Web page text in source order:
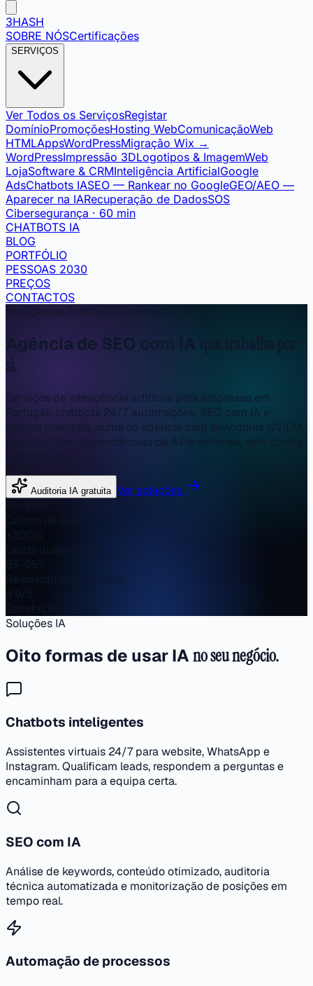
3HASH
SOBRE NÓSCertificações
SERVIÇOS
Ver Todos os ServiçosRegistar
DomínioPromoçõesHosting WebComunicaçãoWeb
HTMLAppsWordPressMigração Wix →
WordPressImpressão 3DLogotipos & ImagemWeb
LojaSoftware & CRMInteligência ArtificialGoogle
AdsChatbots IASEO — Rankear no GoogleGEO/AEO —
Aparecer na IARecuperação de DadosSOS
Cibersegurança · 60 min
CHATBOTS IA
BLOG
PORTFÓLIO
PESSOAS 2030
PREÇOS
CONTACTOS
Agência de SEO com IA
si.
Serviços de inteligência artificial para empresas em
Portugal: chatbots 24/7, automações, SEO com IA e
análise preditiva, numa só agência com servidores NVIDIA
próprios. Sem dependências de APIs externas, sem dados
Auditoria IA gratuita Ver soluções
Custos de suporte
+200%
Leads qualificados
85-95%
Resolvido sem humano
4.9/5
Satisfação cliente
Soluções IA
Oito formas de usar IAno seu negócio.
Chatbots inteligentes
Assistentes virtuais 24/7 para website, WhatsApp e
Instagram. Qualificam leads, respondem a perguntas e
encaminham para a equipa certa.
SEO com IA
Análise de keywords, conteúdo otimizado, auditoria
técnica automatizada e monitorização de posições em
tempo real.
Automação de processos